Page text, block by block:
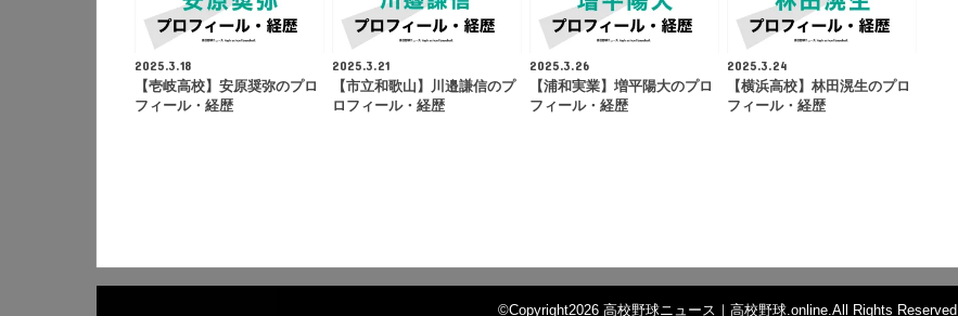
2025.3.18
【壱岐高校】安原奨弥のプロ
フィール・経歴
2025.3.21
【市立和歌山】川邉謙信のプ
ロフィール・経歴
2025.3.26
【浦和実業】増平陽大のプロ
フィール・経歴
2025.3.24
【横浜高校】林田滉生のプロ
フィール・経歴
©Copyright2026 高校野球ニュース｜高校野球.online.All Rights Reserved.